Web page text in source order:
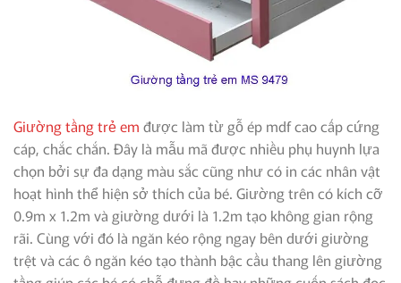
Giường tầng trẻ em được làm từ gỗ ép mdf cao cấp cứng
cáp, chắc chắn. Đây là mẫu mã được nhiều phụ huynh lựa
chọn bởi sự đa dạng màu sắc cũng như có in các nhân vật
hoạt hình thể hiện sở thích của bé. Giường trên có kích cỡ
0.9m x 1.2m và giường dưới là 1.2m tạo không gian rộng
rãi. Cùng với đó là ngăn kéo rộng ngay bên dưới giường
trệt và các ô ngăn kéo tạo thành bậc cầu thang lên giường